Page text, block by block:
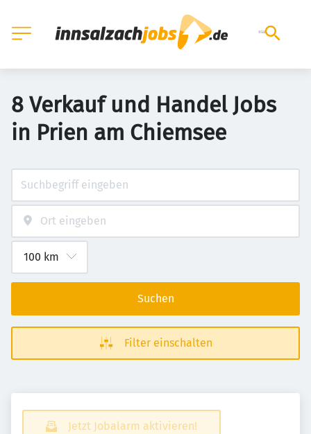
8 Verkauf und Handel Jobs
in Prien am Chiemsee
Suchen
Filter einschalten
Jetzt Jobalarm aktivieren!